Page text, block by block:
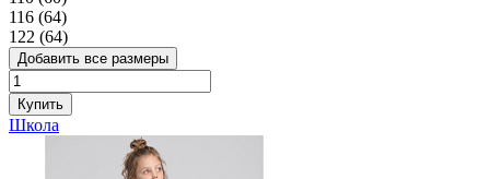
116 (64)
122 (64)
Добавить все размеры
Купить
Школа